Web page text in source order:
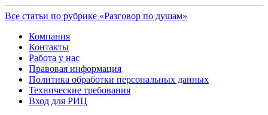
Все статьи по рубрике «Разговор по душам»
Компания
Контакты
Работа у нас
Правовая информация
Политика обработки персональных данных
Технические требования
Вход для РИЦ